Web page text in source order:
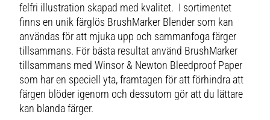
felfri illustration skapad med kvalitet. I sortimentet
finns en unik färglös BrushMarker Blender som kan
användas för att mjuka upp och sammanfoga färger
tillsammans. För bästa resultat använd BrushMarker
tillsammans med Winsor & Newton Bleedproof Paper
som har en speciell yta, framtagen för att förhindra att
färgen blöder igenom och dessutom gör att du lättare
kan blanda färger.